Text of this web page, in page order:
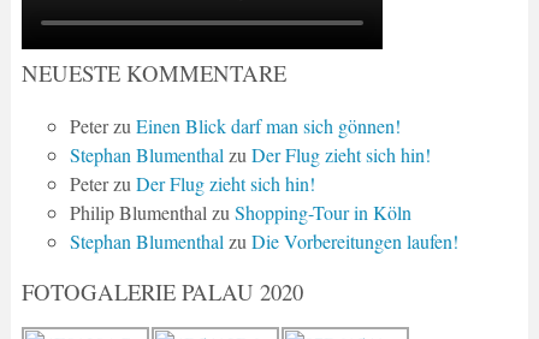
NEUESTE KOMMENTARE
PeterzuEinen Blick darf man sich gönnen!
Stephan BlumenthalzuDer Flug zieht sich hin!
PeterzuDer Flug zieht sich hin!
Philip BlumenthalzuShopping-Tour in Köln
Stephan BlumenthalzuDie Vorbereitungen laufen!
FOTOGALERIE PALAU 2020